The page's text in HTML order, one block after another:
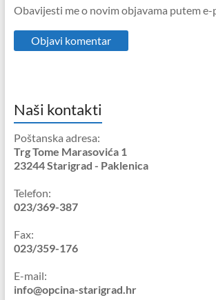
Obavijesti me o novim objavama putem e-
Naši kontakti
Poštanska adresa:
Trg Tome Marasovića 1
23244 Starigrad - Paklenica
Telefon:
023/369-387
Fax:
023/359-176
E-mail:
info@opcina-starigrad.hr